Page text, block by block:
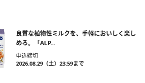
良質な植物性ミルクを、手軽においしく楽し
める。「ALP...
申込締切
2026.08.29（土）23:59まで